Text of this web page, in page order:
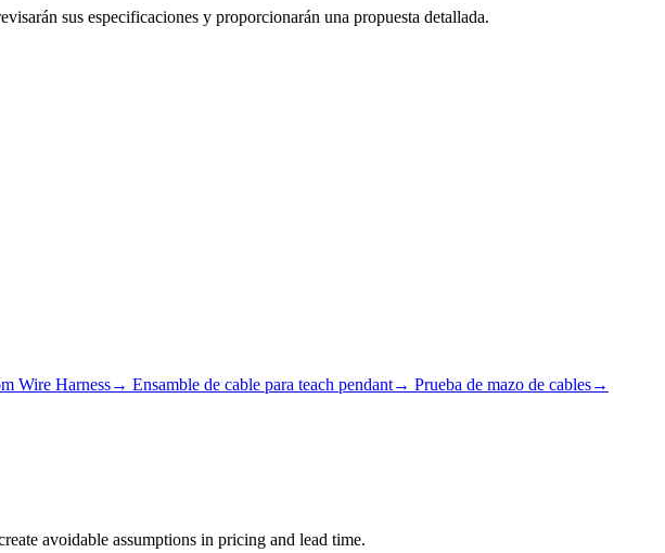
sus especificaciones y proporcionarán una propuesta detallada.
Wire Harness→ Ensamble de cable para teach pendant→ Prueba de mazo de cables→
avoidable assumptions in pricing and lead time.